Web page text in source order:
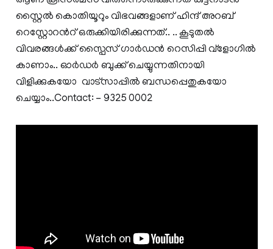
സ്റ്റൈല്‍ കൊതിയൂറും വിഭവങ്ങളാണ് ഹിന്ദ്‌ അറബ്
റെസ്റ്റോറന്‍റ് ഒരുക്കിയിരിക്കുന്നത്.. .. കൂടുതല്‍
വിവരങ്ങള്‍ക്ക് സ്പൈസ് ഗാര്‍ഡന്‍ റെസിപ്പി വ്ളോഗില്‍
കാണാം.. ഓർഡർ ബുക്ക് ചെയ്യുന്നതിനായി
വിളിക്കുകയോ വാട്സാപ്പില്‍ ബന്ധപ്പെതുകയോ
ചെയ്യാം..Contact: - 9325 0002